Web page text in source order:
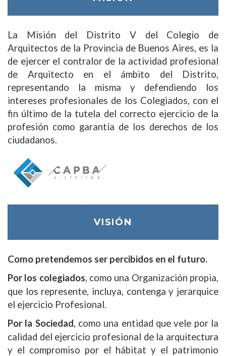
La Misión del Distrito V del Colegio de
Arquitectos de la Provincia de Buenos Aires, es la
de ejercer el contralor de la actividad profesional
de Arquitecto en el ámbito del Distrito,
representando la misma y defendiendo los
intereses profesionales de los Colegiados, con el
fin último de la tutela del correcto ejercicio de la
profesión como garantía de los derechos de los
ciudadanos.
VISIÓN
Como pretendemos ser percibidos en el futuro.
Por los colegiados, como una Organización propia,
que los represente, incluya, contenga y jerarquice
el ejercicio Profesional.
Por la Sociedad, como una entidad que vele por la
calidad del ejercicio profesional de la arquitectura
y el compromiso por el hábitat y el patrimonio